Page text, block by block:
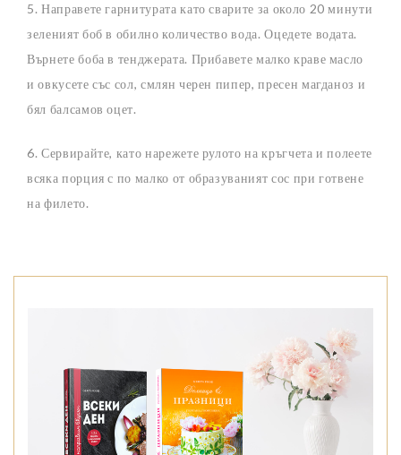
5. Направете гарнитурата като сварите за около 20 минути
зеленият боб в обилно количество вода. Оцедете водата.
Върнете боба в тенджерата. Прибавете малко краве масло
и овкусете със сол, смлян черен пипер, пресен магданоз и
бял балсамов оцет.
6. Сервирайте, като нарежете рулото на кръгчета и полеете
всяка порция с по малко от образуваният сос при готвене
на филето.